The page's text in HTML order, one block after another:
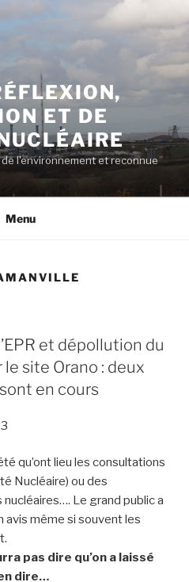
ET DE
l'environnement et reconnue
Menu
et dépollution du
site Orano : deux
en cours
qu’ont lieu les consultations
Nucléaire) ou des
Le grand public a
avis même si souvent les
pas dire qu’on a laissé
dire…